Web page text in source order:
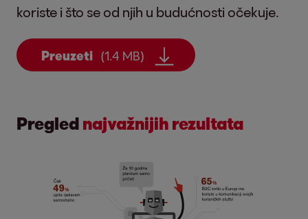
koriste i što se od njih u budućnosti očekuje.
Preuzeti (1.4 MB)
Pregled najvažnijih rezultata